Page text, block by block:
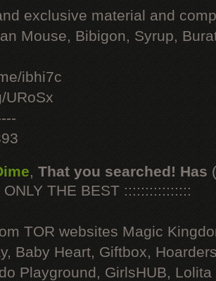
exclusive material and
Mouse, Bibigon, Syrup,
ibhi7c
URoSx
, That you searched! Has
THE BEST ::::::::::::::::
TOR websites Magic
Baby Heart, Giftbox,
Playground, GirlsHUB, Lolita